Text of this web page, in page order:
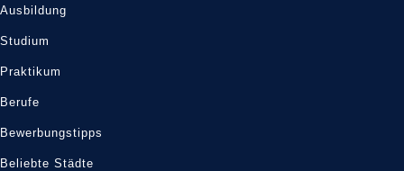
Ausbildung
Studium
Praktikum
Berufe
Bewerbungstipps
Beliebte Städte